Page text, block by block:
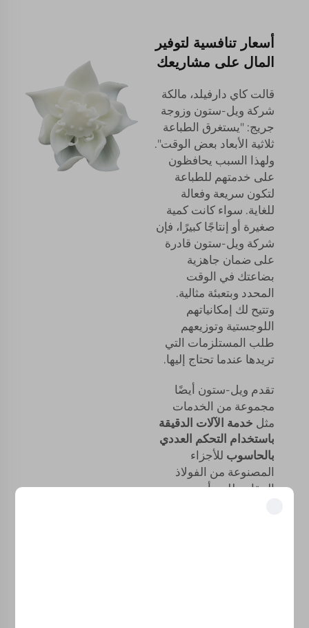
أسعار تنافسية لتوفير
المال على مشاريعك
قالت كاي دارفيلد، مالكة
شركة ويل-ستون وزوجة
جريج: "يستغرق الطباعة
ثلاثية الأبعاد بعض الوقت".
ولهذا السبب يحافظون
على خدمتهم للطباعة
لتكون سريعة وفعالة
للغاية. سواء كانت كمية
صغيرة أو إنتاجًا كبيرًا، فإن
شركة ويل-ستون قادرة
على ضمان جاهزية
بضاعتك في الوقت
المحدد وبتعبئة مثالية.
وتتيح لك إمكانياتهم
اللوجستية وتوزيعهم
طلب المستلزمات التي
تريدها عندما تحتاج إليها.
تقدم ويل-ستون أيضًا
مجموعة من الخدمات
مثل خدمة الآلات الدقيقة
باستخدام التحكم العددي
بالحاسوب للأجزاء
المصنوعة من الفولاذ
المقاوم للصدأ